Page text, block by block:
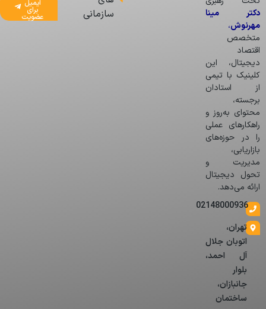
دکتر مینا
مهرنوش،
متخصص
اقتصاد
دیجیتال، این
کلینیک با تیمی
از استادان
برجسته،
محتوای به‌روز و
راهکارهای عملی
را در حوزه‌های
بازاریابی،
مدیریت و
تحول دیجیتال
ارائه می‌دهد.
02148000936
تهران،
اتوبان جلال
آل احمد،
بلوار
جانبازان،
ساختمان
سازمانی
ایمیل
برای
عضویت